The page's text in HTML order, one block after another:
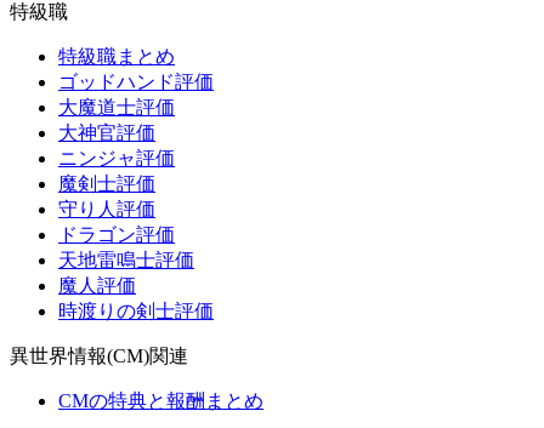
特級職
特級職まとめ
ゴッドハンド評価
大魔道士評価
大神官評価
ニンジャ評価
魔剣士評価
守り人評価
ドラゴン評価
天地雷鳴士評価
魔人評価
時渡りの剣士評価
異世界情報(CM)関連
CMの特典と報酬まとめ